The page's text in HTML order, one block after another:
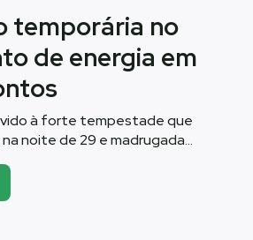
temporária no
de energia em
à forte tempestade que
noite de 29 e madrugada…